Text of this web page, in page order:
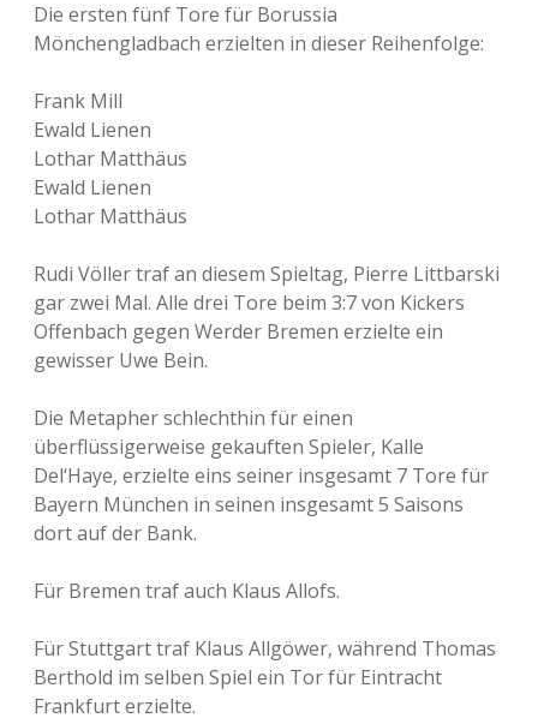
Die ersten fünf Tore für Borussia
Mönchengladbach erzielten in dieser Reihenfolge:
Frank Mill
Ewald Lienen
Lothar Matthäus
Ewald Lienen
Lothar Matthäus
Rudi Völler traf an diesem Spieltag, Pierre Littbarski
gar zwei Mal. Alle drei Tore beim 3:7 von Kickers
Offenbach gegen Werder Bremen erzielte ein
gewisser Uwe Bein.
Die Metapher schlechthin für einen
überflüssigerweise gekauften Spieler, Kalle
Del‘Haye, erzielte eins seiner insgesamt 7 Tore für
Bayern München in seinen insgesamt 5 Saisons
dort auf der Bank.
Für Bremen traf auch Klaus Allofs.
Für Stuttgart traf Klaus Allgöwer, während Thomas
Berthold im selben Spiel ein Tor für Eintracht
Frankfurt erzielte.